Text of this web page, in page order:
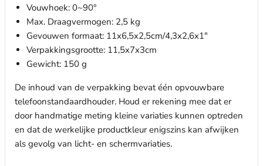
Vouwhoek: 0~90°
Max. Draagvermogen: 2,5 kg
Gevouwen formaat: 11x6,5x2,5cm/4,3x2,6x1"
Verpakkingsgrootte: 11,5x7x3cm
Gewicht: 150 g
De inhoud van de verpakking bevat één opvouwbare
telefoonstandaardhouder. Houd er rekening mee dat er
door handmatige meting kleine variaties kunnen optreden
en dat de werkelijke productkleur enigszins kan afwijken
als gevolg van licht- en schermvariaties.